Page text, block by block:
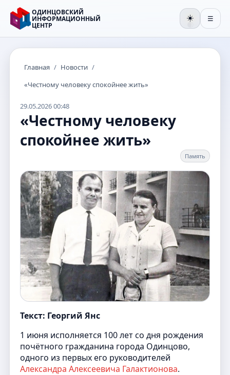
ОДИНЦОВСКИЙ
ИНФОРМАЦИОННЫЙ
ЦЕНТР
☀️ ☰
Главная / Новости /
«Честному человеку спокойнее жить»
29.05.2026 00:48
«Честному человеку
спокойнее жить»
Память
Текст: Георгий Янс
1 июня исполняется 100 лет со дня рождения
почётного гражданина города Одинцово,
одного из первых его руководителей
Александра Алексеевича Галактионова.